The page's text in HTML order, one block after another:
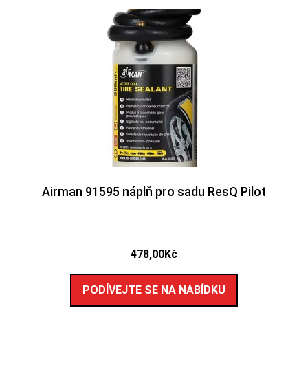
Airman 91595 náplň pro sadu ResQ Pilot
478,00Kč
PODÍVEJTE SE NA NABÍDKU